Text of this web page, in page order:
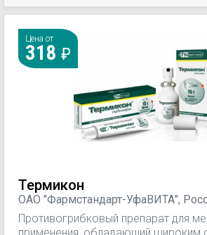
Цена от
318
Термикон
ОАО "Фармстандарт-УфаВИТА",
Противогрибковый препарат для